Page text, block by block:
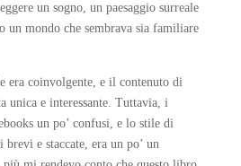
un sogno, un paesaggio surreale
mondo che sembrava sia familiare
era coinvolgente, e il contenuto di
unica e interessante. Tuttavia, i
un po’ confusi, e lo stile di
e staccate, era un po’ un